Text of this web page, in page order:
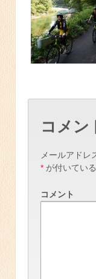
コメン
メールアドレ
* が付いてい
コメント